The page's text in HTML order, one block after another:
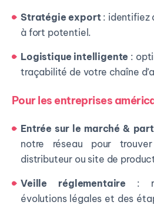
Stratégie export: identifiez
à fort potentiel.
Logistique intelligente :
traçabilité de votre chaîne
Pour les entreprises
Entrée sur le marché &
notre réseau pour
distributeur ou site de
Veille réglementaire :
évolutions légales et des